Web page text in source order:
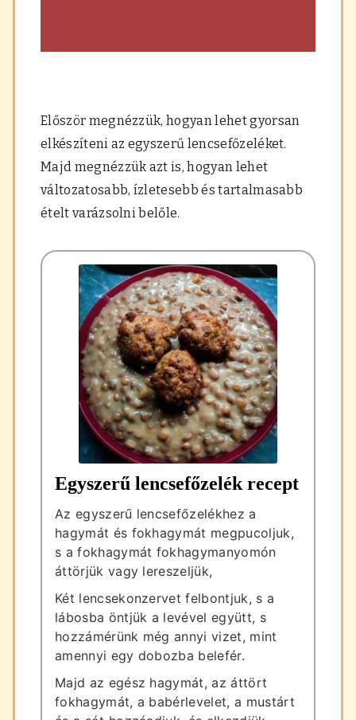
Először megnézzük, hogyan lehet gyorsan
elkészíteni az egyszerű lencsefőzeléket.
Majd megnézzük azt is, hogyan lehet
változatosabb, ízletesebb és tartalmasabb
ételt varázsolni belőle.
Egyszerű lencsefőzelék recept
Az egyszerű lencsefőzelékhez a
hagymát és fokhagymát megpucoljuk,
s a fokhagymát fokhagymanyomón
áttörjük vagy lereszeljük,
Két lencsekonzervet felbontjuk, s a
lábosba öntjük a levével együtt, s
hozzámérünk még annyi vizet, mint
amennyi egy dobozba belefér.
Majd az egész hagymát, az áttört
fokhagymát, a babérlevelet, a mustárt